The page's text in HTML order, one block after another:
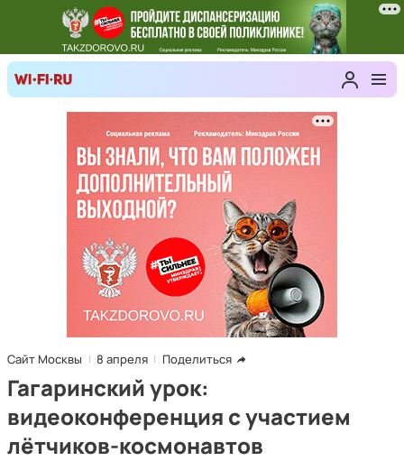
Сайт Москвы 8 апреля Поделиться
Гагаринский урок:
видеоконференция с участием
лётчиков-космонавтов